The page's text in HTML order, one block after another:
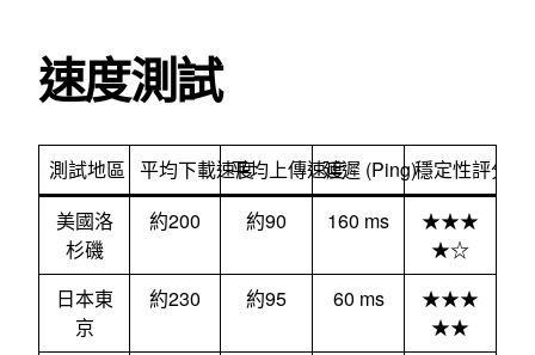
速度測試
測試地區 平均下載速度平均上傳速度延遲 (Ping)穩定性評分
美國洛
杉磯
約200 約90 160 ms
★★★
★☆
日本東
京
約230 約95 60 ms
★★★
★★